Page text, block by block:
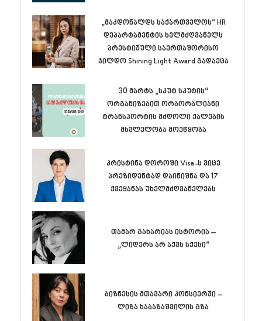
„მაკდონალდს საქართველოს“ HR
დეპარტამენტის ხელმძღვანელს
პრესტიჟული საერთაშორისო
ჯილდო Shining Light Award გადაეცა
30 მარტს „სკუტ სკუტის“
ორგანიზებით ორბორბლიანი
ტრანსპორტის მძღოლი ქალების
მსვლელობა მოეწყობა
კრისტინა დოროში Visa-ს ვიცე
პრეზიდენტად დაინიშნა და 17
ქვეყანას უხელმძღვანელებს
თამარ გახარიას ისტორია –
„ლიდერს არ აქვს სქესი“
ბიზნესის მთავარი კონსიერჟი –
ლიზა ხაბაზაშვილის გზა